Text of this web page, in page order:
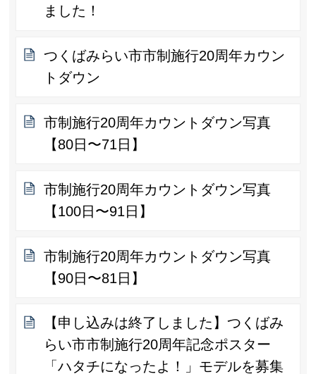
ました！
つくばみらい市市制施行20周年カウン
トダウン
市制施行20周年カウントダウン写真
【80日〜71日】
市制施行20周年カウントダウン写真
【100日〜91日】
市制施行20周年カウントダウン写真
【90日〜81日】
【申し込みは終了しました】つくばみ
らい市市制施行20周年記念ポスター
「ハタチになったよ！」モデルを募集